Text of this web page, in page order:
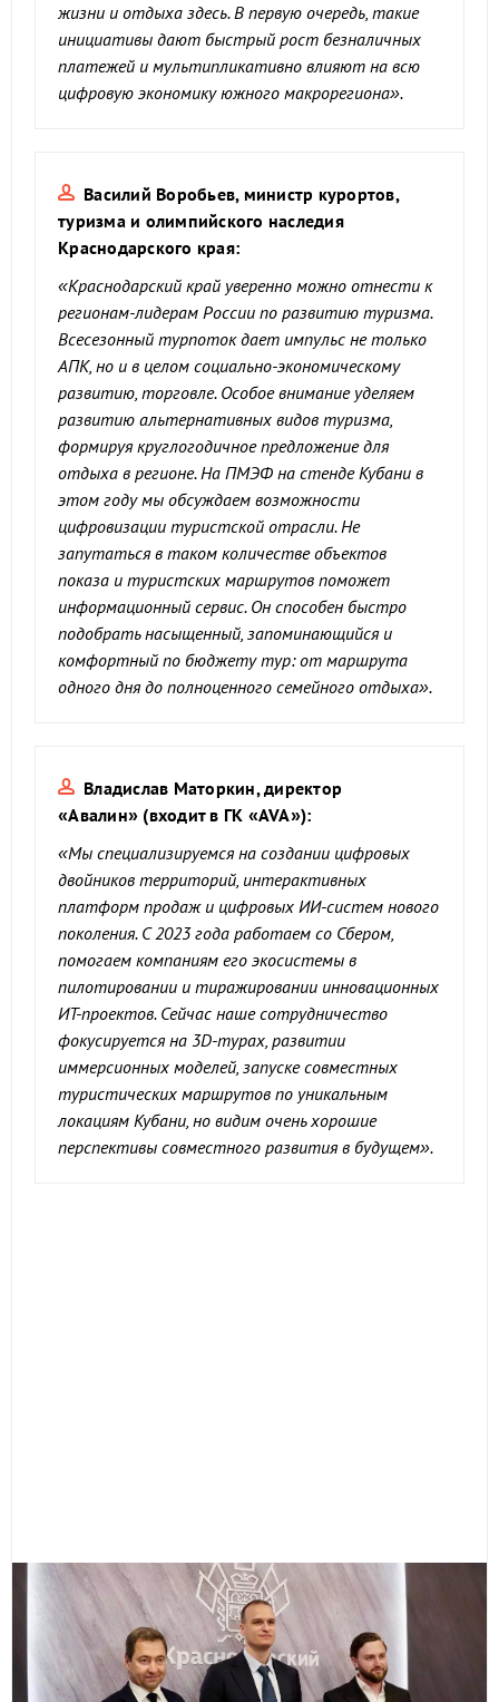
жизни и отдыха здесь. В первую очередь, такие
инициативы дают быстрый рост безналичных
платежей и мультипликативно влияют на всю
цифровую экономику южного макрорегиона».
Василий Воробьев, министр курортов,
туризма и олимпийского наследия
Краснодарского края:
«Краснодарский край уверенно можно отнести к
регионам-лидерам России по развитию туризма.
Всесезонный турпоток дает импульс не только
АПК, но и в целом социально-экономическому
развитию, торговле. Особое внимание уделяем
развитию альтернативных видов туризма,
формируя круглогодичное предложение для
отдыха в регионе. На ПМЭФ на стенде Кубани в
этом году мы обсуждаем возможности
цифровизации туристской отрасли. Не
запутаться в таком количестве объектов
показа и туристских маршрутов поможет
информационный сервис. Он способен быстро
подобрать насыщенный, запоминающийся и
комфортный по бюджету тур: от маршрута
одного дня до полноценного семейного отдыха».
Владислав Маторкин,директор
«Авалин» (входит в ГК «AVA»):
«Мы специализируемся на создании цифровых
двойников территорий, интерактивных
платформ продаж и цифровых ИИ-систем нового
поколения. С 2023 года работаем со Сбером,
помогаем компаниям его экосистемы в
пилотировании и тиражировании инновационных
ИТ-проектов. Сейчас наше сотрудничество
фокусируется на 3D-турах, развитии
иммерсионных моделей, запуске совместных
туристических маршрутов по уникальным
локациям Кубани, но видим очень хорошие
перспективы совместного развития в будущем».